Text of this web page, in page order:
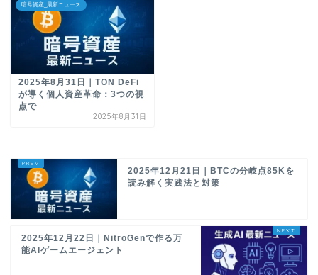
暗号資産_最新ニュース
2025年8月31日｜TON DeFi
が導く個人資産革命：3つの視
点で
2025年8月31日
2025年12月21日｜BTCの分岐点85Kを
読み解く実践法と対策
2025年12月22日｜NitroGenで作る万
能AIゲームエージェント